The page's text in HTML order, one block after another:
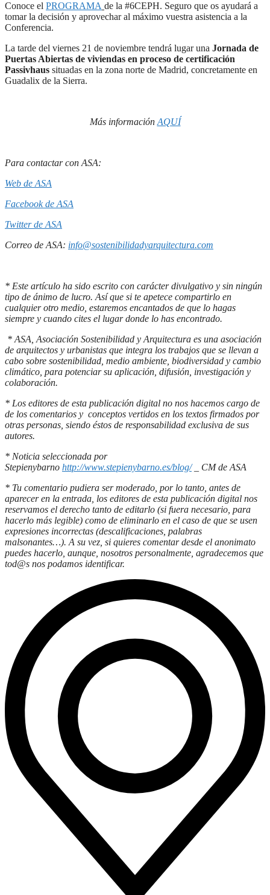
Conoce el PROGRAMA de la #6CEPH. Seguro que os ayudará a
tomar la decisión y aprovechar al máximo vuestra asistencia a la
Conferencia.
La tarde del viernes 21 de noviembre tendrá lugar una Jornada de
Puertas Abiertas de viviendas en proceso de certificación
Passivhaus situadas en la zona norte de Madrid, concretamente en
Guadalix de la Sierra.
Más información AQUÍ
Para contactar con ASA:
Web de ASA
Facebook de ASA
Twitter de ASA
Correo de ASA: info@sostenibilidadyarquitectura.com
* Este artículo ha sido escrito con carácter divulgativo y sin ningún
tipo de ánimo de lucro. Así que si te apetece compartirlo en
cualquier otro medio, estaremos encantados de que lo hagas
siempre y cuando cites el lugar donde lo has encontrado.
* ASA, Asociación Sostenibilidad y Arquitectura es una asociación
de arquitectos y urbanistas que integra los trabajos que se llevan a
cabo sobre sostenibilidad, medio ambiente, biodiversidad y cambio
climático, para potenciar su aplicación, difusión, investigación y
colaboración.
* Los editores de esta publicación digital no nos hacemos cargo de
de los comentarios y conceptos vertidos en los textos firmados por
otras personas, siendo éstos de responsabilidad exclusiva de sus
autores.
* Noticia seleccionada por
Stepienybarno http://www.stepienybarno.es/blog/_ CM de ASA
* Tu comentario pudiera ser moderado, por lo tanto, antes de
aparecer en la entrada, los editores de esta publicación digital nos
reservamos el derecho tanto de editarlo (si fuera necesario, para
hacerlo más legible) como de eliminarlo en el caso de que se usen
expresiones incorrectas (descalificaciones, palabras
malsonantes…). A su vez, si quieres comentar desde el anonimato
puedes hacerlo, aunque, nosotros personalmente, agradecemos que
tod@s nos podamos identificar.